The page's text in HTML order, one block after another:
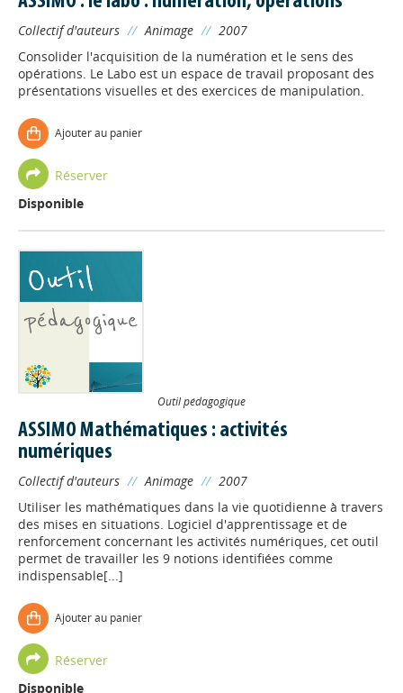
Collectif d'auteurs // Animage // 2007
Consolider l'acquisition de la numération et le sens des
opérations. Le Labo est un espace de travail proposant des
présentations visuelles et des exercices de manipulation.
Ajouter au panier
Réserver
Disponible
Outil pédagogique
ASSIMO Mathématiques : activités
numériques
Collectif d'auteurs // Animage // 2007
Utiliser les mathématiques dans la vie quotidienne à travers
des mises en situations. Logiciel d'apprentissage et de
renforcement concernant les activités numériques, cet outil
permet de travailler les 9 notions identifiées comme
indispensable[...]
Ajouter au panier
Réserver
Disponible